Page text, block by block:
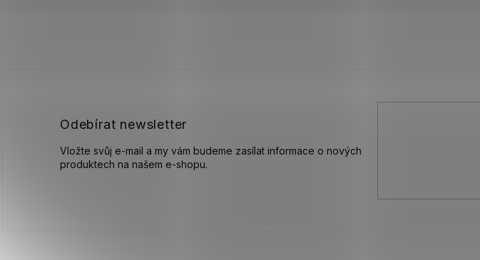
Odebírat newsletter
Vložte svůj e-mail a my vám budeme zasílat informace o nových
produktech na našem e-shopu.